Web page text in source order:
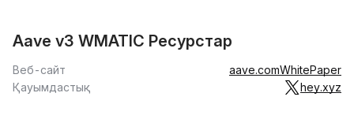
Aave v3 WMATIC Ресурстар
Веб-сайт aave.comWhitePaper
Қауымдастық
hey.xyz